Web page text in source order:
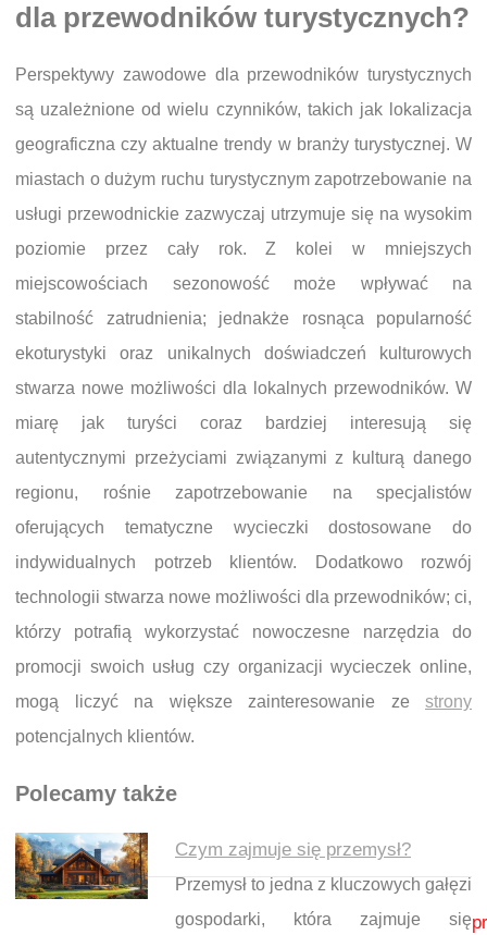
dla przewodników turystycznych?
Perspektywy zawodowe dla przewodników turystycznych
są uzależnione od wielu czynników, takich jak lokalizacja
geograficzna czy aktualne trendy w branży turystycznej. W
miastach o dużym ruchu turystycznym zapotrzebowanie na
usługi przewodnickie zazwyczaj utrzymuje się na wysokim
poziomie przez cały rok. Z kolei w mniejszych
miejscowościach sezonowość może wpływać na
stabilność zatrudnienia; jednakże rosnąca popularność
ekoturystyki oraz unikalnych doświadczeń kulturowych
stwarza nowe możliwości dla lokalnych przewodników. W
miarę jak turyści coraz bardziej interesują się
autentycznymi przeżyciami związanymi z kulturą danego
regionu, rośnie zapotrzebowanie na specjalistów
oferujących tematyczne wycieczki dostosowane do
indywidualnych potrzeb klientów. Dodatkowo rozwój
technologii stwarza nowe możliwości dla przewodników; ci,
którzy potrafią wykorzystać nowoczesne narzędzia do
promocji swoich usług czy organizacji wycieczek online,
mogą liczyć na większe zainteresowanie ze strony
potencjalnych klientów.
Polecamy także
Czym zajmuje się przemysł?
Przemysł to jedna z kluczowych gałęzi
gospodarki, która zajmuje się
Nawigacja wpisu